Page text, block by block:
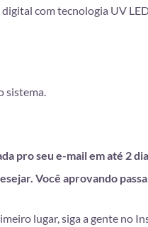
com tecnologia UV
sistema.
pro seu e-mail em até 2
Você aprovando
lugar, siga a gente no